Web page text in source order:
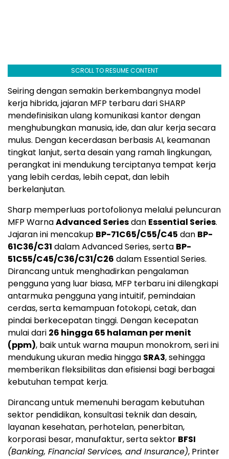
SCROLL TO RESUME CONTENT
Seiring dengan semakin berkembangnya model
kerja hibrida, jajaran MFP terbaru dari SHARP
mendefinisikan ulang komunikasi kantor dengan
menghubungkan manusia, ide, dan alur kerja secara
mulus. Dengan kecerdasan berbasis AI, keamanan
tingkat lanjut, serta desain yang ramah lingkungan,
perangkat ini mendukung terciptanya tempat kerja
yang lebih cerdas, lebih cepat, dan lebih
berkelanjutan.
Sharp memperluas portofolionya melalui peluncuran
MFP WarnaAdvanced Seriesdan Essential Series.
Jajaran ini mencakup BP-71C65/C55/C45 dan BP-
61C36/C31 dalam Advanced Series, serta BP-
51C55/C45/C36/C31/C26 dalam Essential Series.
Dirancang untuk menghadirkan pengalaman
pengguna yang luar biasa, MFP terbaru ini dilengkapi
antarmuka pengguna yang intuitif, pemindaian
cerdas, serta kemampuan fotokopi, cetak, dan
pindai berkecepatan tinggi. Dengan kecepatan
mulai dari 26 hingga 65 halaman per menit
(ppm), baik untuk warna maupun monokrom, seri ini
mendukung ukuran media hingga SRA3, sehingga
memberikan fleksibilitas dan efisiensi bagi berbagai
kebutuhan tempat kerja.
Dirancang untuk memenuhi beragam kebutuhan
sektor pendidikan, konsultasi teknik dan desain,
layanan kesehatan, perhotelan, penerbitan,
korporasi besar, manufaktur, serta sektor BFSI
(Banking, Financial Services, and Insurance), Printer